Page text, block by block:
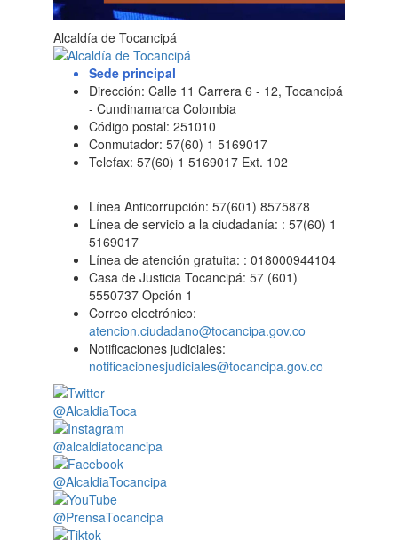
Alcaldía de Tocancipá
Sede principal
Dirección: Calle 11 Carrera 6 - 12, Tocancipá
- Cundinamarca Colombia
Código postal: 251010
Conmutador: 57(60) 1 5169017
Telefax: 57(60) 1 5169017 Ext. 102
Línea Anticorrupción: 57(601) 8575878
Línea de servicio a la ciudadanía: : 57(60) 1
5169017
Línea de atención gratuita: : 018000944104
Casa de Justicia Tocancipá: 57 (601)
5550737 Opción 1
Correo electrónico:
atencion.ciudadano@tocancipa.gov.co
Notificaciones judiciales:
notificacionesjudiciales@tocancipa.gov.co
@AlcaldiaToca
@alcaldiatocancipa
@AlcaldiaTocancipa
@PrensaTocancipa